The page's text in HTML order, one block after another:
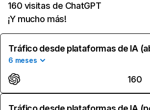
160 visitas de ChatGPT
¡Y mucho más!
Tráfico desde plataformas de IA
6 meses
160